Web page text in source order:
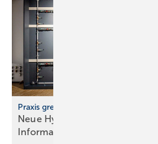
Praxis greifbar erleben
Neue Hydraulikwand im Geberit
Informationszentrum